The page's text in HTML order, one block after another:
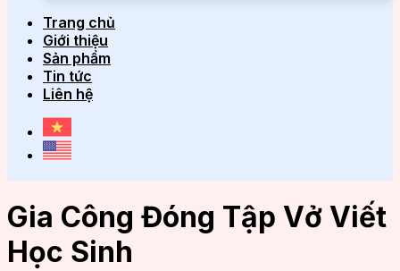
Trang chủ
Giới thiệu
Sản phẩm
Tin tức
Liên hệ
Gia Công Đóng Tập Vở Viết
Học Sinh